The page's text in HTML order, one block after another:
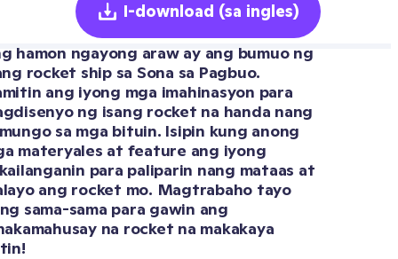
I-download (sa ingles)
hamon ngayong araw ay ang bumuo ng
rocket ship sa Sona sa Pagbuo.
ang iyong mga imahinasyon para
ng isang rocket na handa nang
sa mga bituin. Isipin kung anong
materyales at feature ang iyong
para paliparin nang mataas at
ang rocket mo. Magtrabaho tayo
sama-sama para gawin ang
na rocket na makakaya